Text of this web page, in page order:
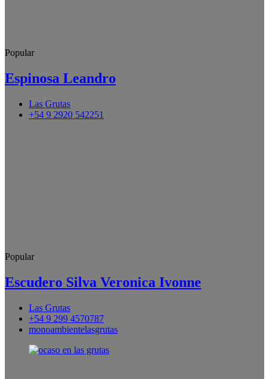
Popular
Espinosa Leandro
Las Grutas
+54 9 2920 542251
Popular
Escudero Silva Veronica Ivonne
Las Grutas
+54 9 299 4570787
monoambientelasgrutas